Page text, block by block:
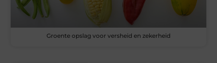
Groente opslag voor versheid en zekerheid